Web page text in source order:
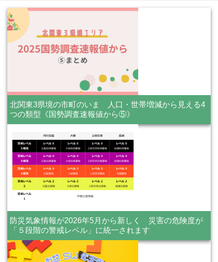
北関東3県境の市町のいま 人口・世帯増減から見える4
つの類型《国勢調査速報値から⑤》
防災気象情報が2026年5月から新しく 災害の危険度が
「５段階の警戒レベル」に統一されます